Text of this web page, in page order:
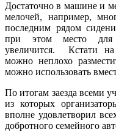
Достаточно в машине и
мелочей, например,
последним рядом
при этом место для
увеличится. Кстати
можно неплохо
можно использовать
По итогам заезда всеми
из которых
вполне удовлетворил
добротного семейного